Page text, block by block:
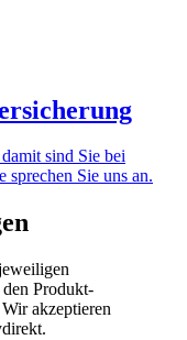
sind Sie bei
Sie uns an.
Produkt-
akzeptieren